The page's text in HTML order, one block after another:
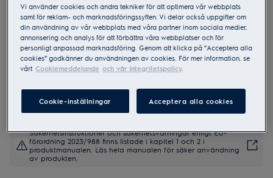
5 (1)
Säkerhetsinstruktioner och säkerhetsvarningar enligt EU-
förordning 2023/988 finns listade i kapitel 1 och 2 i
produktmanualen. Läs hela manualen för säker användning
av produkten.
Vi använder cookies och andra tekniker för att optimera vår webbplats
samt för reklam- och marknadsföringssyften. Vi delar också uppgifter om
din användning av vår webbplats med våra partner inom sociala medier,
annonsering och analys för att förbättra våra webbplatser och för
personligt anpassad marknadsföring. Genom att klicka på ”Acceptera alla
cookies” godkänner du användningen av cookies. För mer information, se
vårt Cookiemeddelande och vår Integritetspolicy.
Cookie-inställningar Acceptera alla cookies